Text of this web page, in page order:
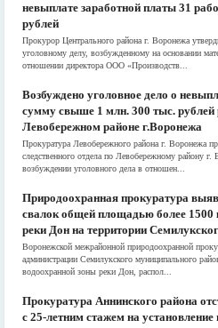
невыплате заработной платы 31
рублей
Прокурор Центрального района г. Воронежа
уголовному делу, возбужденному на основании
отношении директора ООО «Производств...
Возбуждено уголовное дело о
сумму свыше 1 млн. 300 тыс. рублей
Левобережном районе г.Воронежа
Прокуратура Левобережного района г. Воронежа
следственного отдела по Левобережному району
возбуждении уголовного дела в отношен...
Природоохранная прокуратура
свалок общей площадью более 1500
реки Дон на территории
Воронежской межрайонной природоохранной
администрации Семилукского муниципального
водоохранной зоны реки Дон, распол...
Прокуратура Аннинского района
с 25-летним стажем на установление